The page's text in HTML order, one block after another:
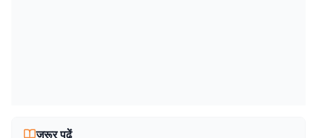
जरूर पढ़ें